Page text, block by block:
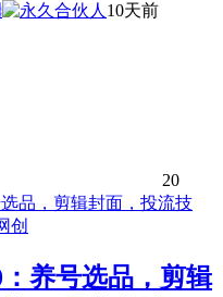
10天前
20
养号选品，剪辑